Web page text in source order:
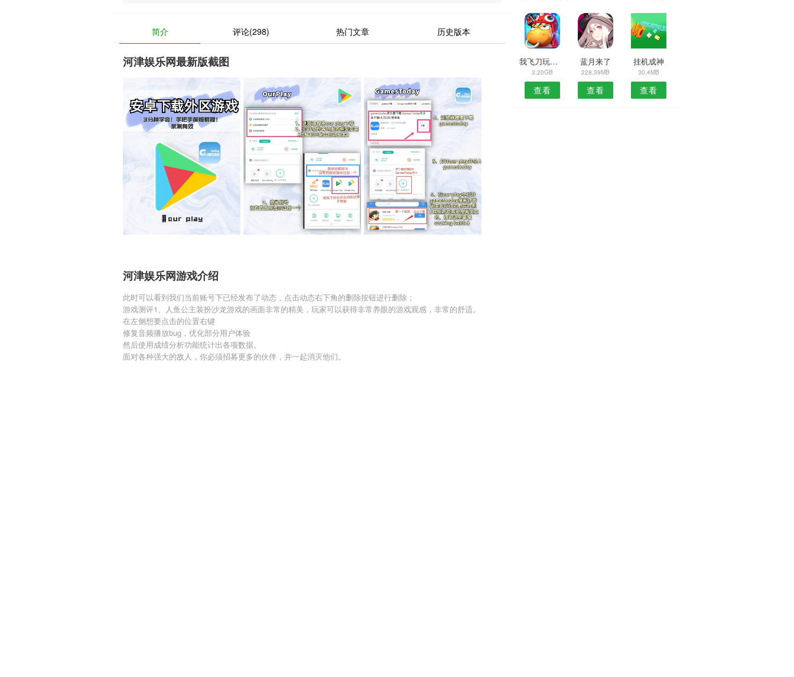
简介 评论(298) 热门文章 历史版本
河津娱乐网最新版截图
河津娱乐网游戏介绍
此时可以看到我们当前账号下已经发布了动态，点击动态右下角的删除按钮进行删除；
游戏测评1、人鱼公主装扮沙龙游戏的画面非常的精美，玩家可以获得非常养眼的游戏观感，非常的舒适。
在左侧想要点击的位置右键
修复音频播放bug，优化部分用户体验
然后使用成绩分析功能统计出各项数据。
面对各种强大的敌人，你必须招募更多的伙伴，并一起消灭他们。
我飞刀玩得贼6
3.20GB
查看
蓝月来了
228.39MB
查看
挂机成神
30.4MB
查看